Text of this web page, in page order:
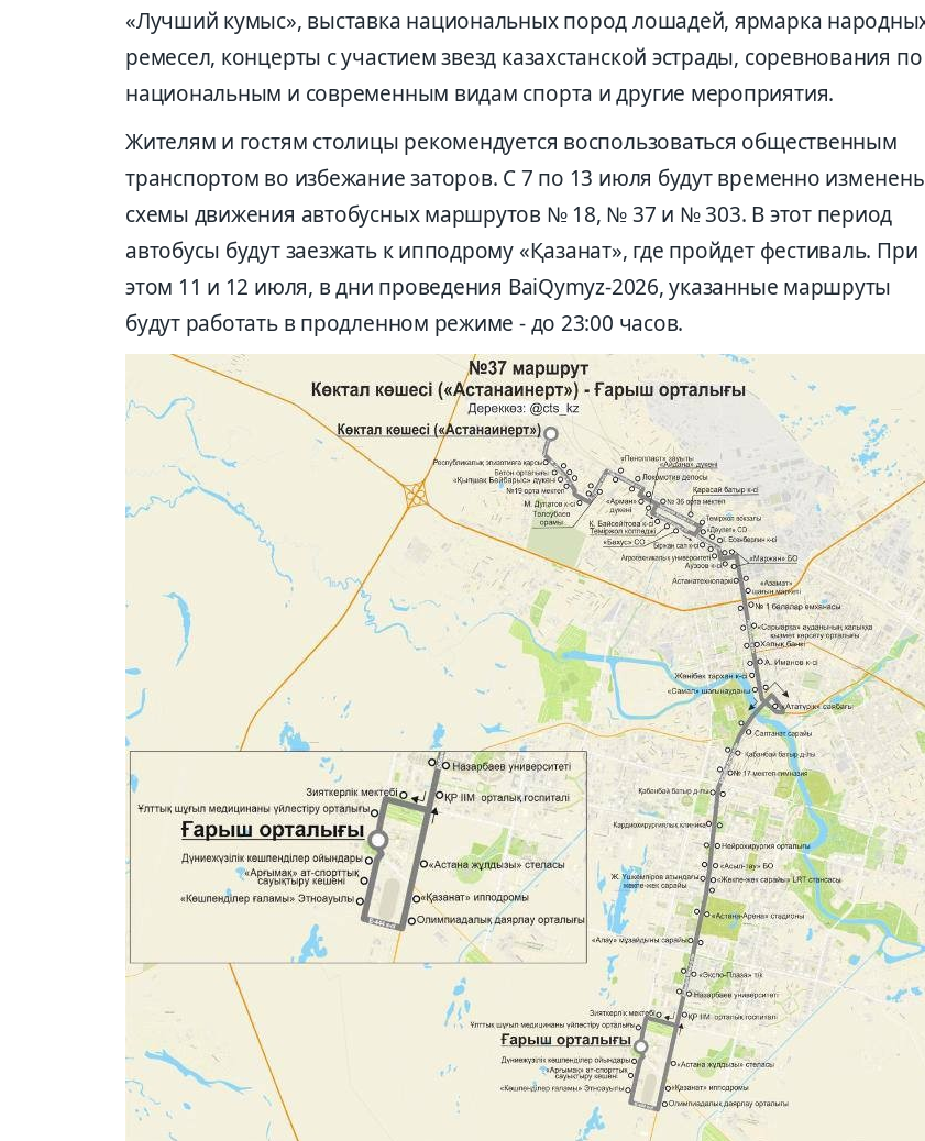
«Лучший кумыс», выставка национальных пород лошадей, ярмарка
ремесел, концерты с участием звезд казахстанской эстрады, соревнования по
национальным и современным видам спорта и другие мероприятия.
Жителям и гостям столицы рекомендуется воспользоваться общественным
транспортом во избежание заторов. С 7 по 13 июля будут временно
схемы движения автобусных маршрутов № 18, № 37 и № 303. В этот период
автобусы будут заезжать к ипподрому «Қазанат», где пройдет фестиваль. При
этом 11 и 12 июля, в дни проведения BaiQymyz-2026, указанные маршруты
будут работать в продленном режиме - до 23:00 часов.